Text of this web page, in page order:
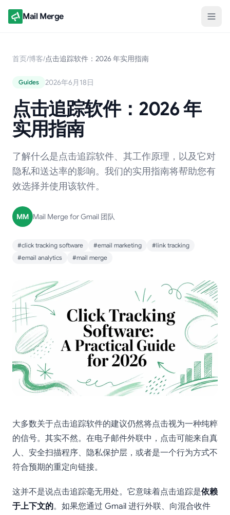
Mail Merge
首页/博客/点击追踪软件：2026 年实用指南
Guides 2026年6月18日
点击追踪软件：2026 年
实用指南
了解什么是点击追踪软件、其工作原理，以及它对
隐私和送达率的影响。我们的实用指南将帮助您有
效选择并使用该软件。
MM Mail Merge for Gmail 团队
#click tracking software #email marketing
#link tracking
#email analytics
#mail merge
大多数关于点击追踪软件的建议仍然将点击视为一种纯粹
的信号。其实不然。在电子邮件外联中，点击可能来自真
人、安全扫描程序、隐私保护层，或者是一个行为方式不
符合预期的重定向链接。
这并不是说点击追踪毫无用处。它意味着点击追踪是依赖
于上下文的。如果您通过 Gmail 进行外联、向混合收件